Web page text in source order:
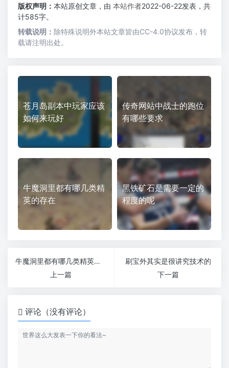
版权声明： 本站原创文章，由 本站作者2022-06-22发表，共
计585字。
转载说明： 除特殊说明外本站文章皆由CC-4.0协议发布，转
载请注明出处。
苍月岛副本中玩家应该
如何来玩好
传奇网站中战士的跑位
有哪些要求
牛魔洞里都有哪几类精
英的存在
黑铁矿石是需要一定的
程度的呢
牛魔洞里都有哪几类精英的存在
上一篇
刷宝外其实是很讲究技术的
下一篇
评论（没有评论）